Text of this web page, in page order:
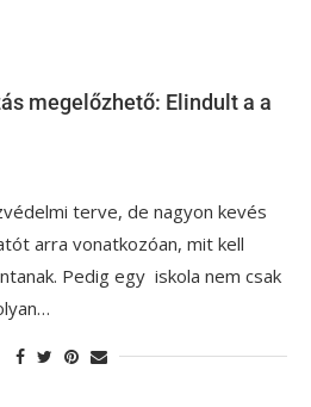
megelőzhető: Elindult a a
terve, de nagyon kevés
arra vonatkozóan, mit kell
Pedig egy iskola nem csak